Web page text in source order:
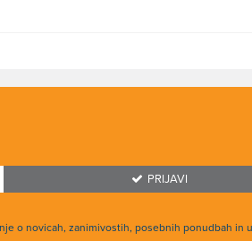
PRIJAVI
o novicah, zanimivostih, posebnih ponudbah in